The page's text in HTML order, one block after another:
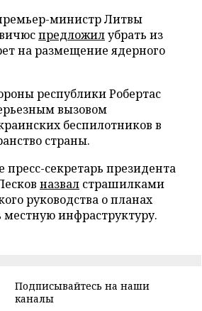
министр Литвы
предложилубрать из
на размещение ядерного
республики Робертас
вызовом
беспилотников в
страны.
секретарь президента
назвал страшилками
руководства о планах
местную инфраструктуру.
Подписывайтесь на наши
каналы